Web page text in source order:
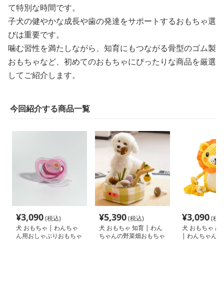
て特別な時間です。
子犬の健やかな成長や歯の発達をサポートするおもちゃ選
びは重要です。
噛む習性を満たしながら、知育にもつながる骨型のゴム製
おもちゃなど、初めてのおもちゃにぴったりな商品を厳選
してご紹介します。
今回紹介する商品一覧
¥3,090(税込)
犬 おもちゃ | わんちゃ
ん用おしゃぶりおもちゃ
¥5,390(税込)
犬 おもちゃ 知育 | わん
ちゃんの野菜畑おもちゃ
¥3,090(税
犬 おもちゃ ぬ
| わんちゃん